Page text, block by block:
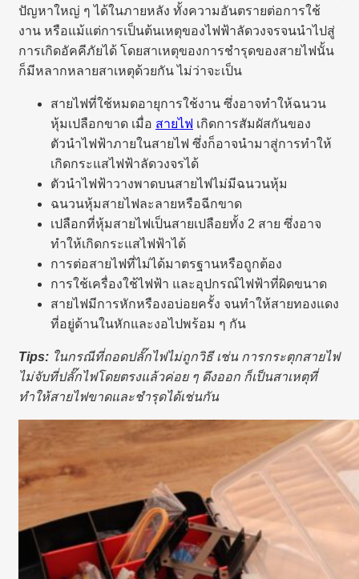
ปัญหาใหญ่ ๆ ได้ในภายหลัง ทั้งความอันตรายต่อการใช้
งาน หรือแม้แต่การเป็นต้นเหตุของไฟฟ้าลัดวงจรจนนำไปสู่
การเกิดอัคคีภัยได้ โดยสาเหตุของการชำรุดของสายไฟนั้น
ก็มีหลากหลายสาเหตุด้วยกัน ไม่ว่าจะเป็น
สายไฟที่ใช้หมดอายุการใช้งาน ซึ่งอาจทำให้ฉนวน
หุ้มเปลือกขาด เมื่อ สายไฟ เกิดการสัมผัสกันของ
ตัวนำไฟฟ้าภายในสายไฟ ซึ่งก็อาจนำมาสู่การทำให้
เกิดกระแสไฟฟ้าลัดวงจรได้
ตัวนำไฟฟ้าวางพาดบนสายไฟไม่มีฉนวนหุ้ม
ฉนวนหุ้มสายไฟละลายหรือฉีกขาด
เปลือกที่หุ้มสายไฟเป็นสายเปลือยทั้ง 2 สาย ซึ่งอาจ
ทำให้เกิดกระแสไฟฟ้าได้
การต่อสายไฟที่ไม่ได้มาตรฐานหรือถูกต้อง
การใช้เครื่องใช้ไฟฟ้า และอุปกรณ์ไฟฟ้าที่ผิดขนาด
สายไฟมีการหักหรืองอบ่อยครั้ง จนทำให้สายทองแดง
ที่อยู่ด้านในหักและงอไปพร้อม ๆ กัน
Tips: ในกรณีที่ถอดปลั๊กไฟไม่ถูกวิธี เช่น การกระตุกสายไฟ
ไม่จับที่ปลั๊กไฟโดยตรงแล้วค่อย ๆ ดึงออก ก็เป็นสาเหตุที่
ทำให้สายไฟขาดและชำรุดได้เช่นกัน